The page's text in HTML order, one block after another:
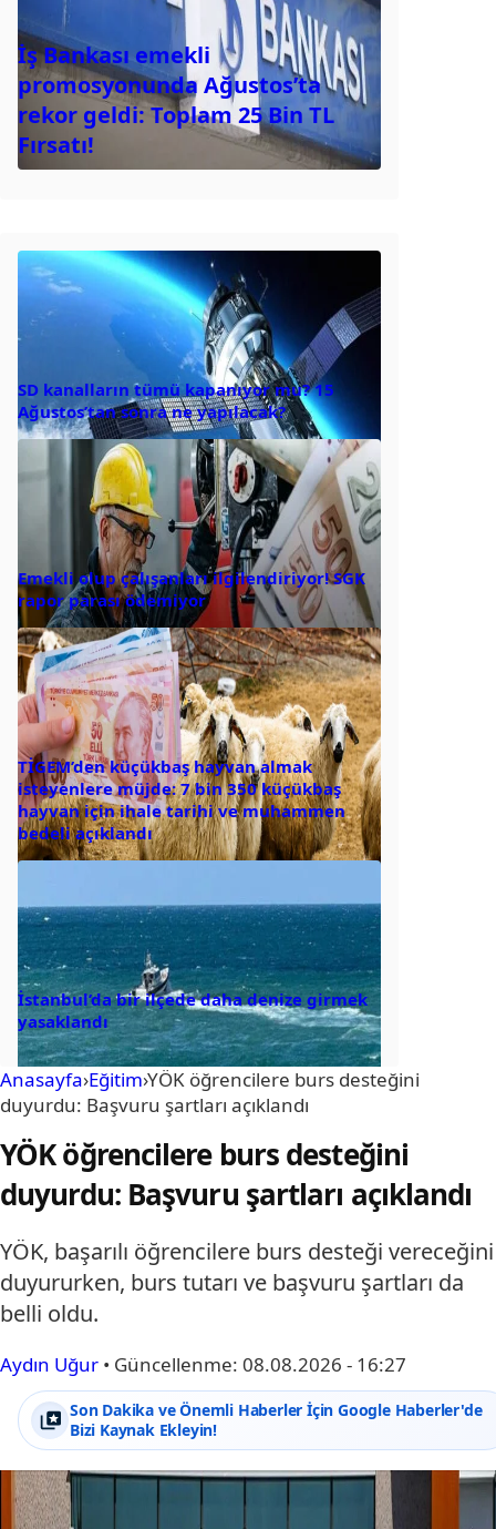
İş Bankası emekli
promosyonunda Ağustos’ta
rekor geldi: Toplam 25 Bin TL
Fırsatı!
SD kanalların tümü kapanıyor mu? 15
Ağustos’tan sonra ne yapılacak?
Emekli olup çalışanları ilgilendiriyor! SGK
rapor parası ödemiyor
TİGEM’den küçükbaş hayvan almak
isteyenlere müjde: 7 bin 350 küçükbaş
hayvan için ihale tarihi ve muhammen
bedeli açıklandı
İstanbul’da bir ilçede daha denize girmek
yasaklandı
Anasayfa›Eğitim›YÖK öğrencilere burs desteğini
duyurdu: Başvuru şartları açıklandı
YÖK öğrencilere burs desteğini
duyurdu: Başvuru şartları açıklandı
YÖK, başarılı öğrencilere burs desteği vereceğini
duyururken, burs tutarı ve başvuru şartları da
belli oldu.
Aydın Uğur • Güncellenme: 08.08.2026 - 16:27
Son Dakika ve Önemli Haberler İçin Google Haberler'de
Bizi Kaynak Ekleyin!